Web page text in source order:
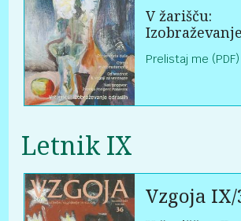
V žarišču:
Prelistaj me (PDF)
Letnik IX
Vzgoja IX/